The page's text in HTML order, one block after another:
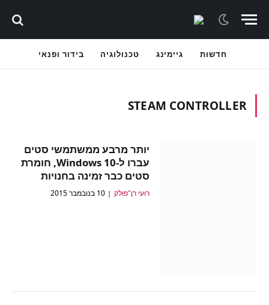
חדשות גיימינג טכנולוגיה בידור ופנאי
STEAM CONTROLLER
יותר מרבע ממשתמשי סטים
עברו ל-Windows 10, חומרת
סטים כבר זמינה בחנויות
רועי רן־פולק 10 בנובמבר 2015